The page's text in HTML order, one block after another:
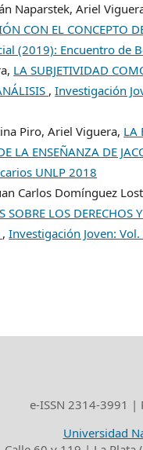
Naparstek, Ariel
CON EL CONCEPTO
(2019): Encuentro de
LA SUBJETIVIDAD
,Investigación
Piro, Ariel Viguera, LA
LA ENSEÑANZA DE
UNLP 2018
Carlos Domínguez
SOBRE LOS
,Investigación Joven:
e-ISSN 2314-3991 |
Universidad